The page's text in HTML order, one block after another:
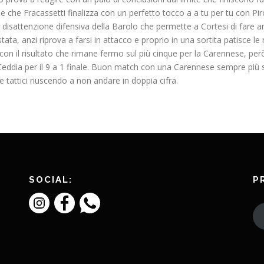
Fracassetti finalizza con un perfetto tocco a a tu per tu con
difensiva della Barolo che permette a Cortesi di fare
anzi riprova a farsi in attacco e proprio in una sortita patisce
il risultato che rimane fermo sul più cinque per la Carennese,
per il 9 a 1 finale. Buon match con una Carennese sempre
tattici riuscendo a non andare in doppia cifra.
SOCIAL: